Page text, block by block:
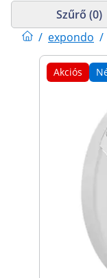
/ expondo /
Szűrő (0)
Akciós